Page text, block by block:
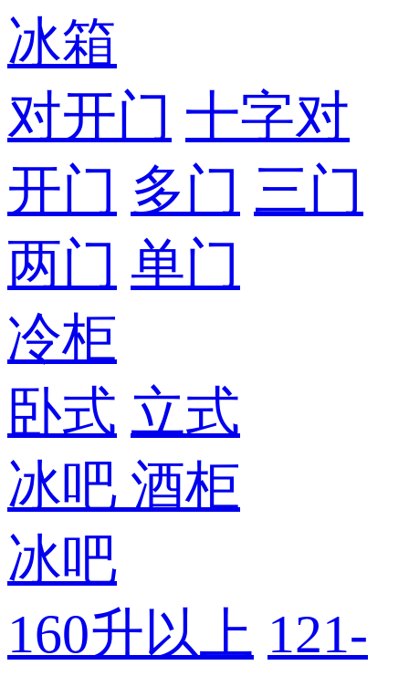
冰箱
对开门 十字对
开门 多门 三门
两门 单门
冷柜
卧式 立式
冰吧 酒柜
冰吧
160升以上 121-